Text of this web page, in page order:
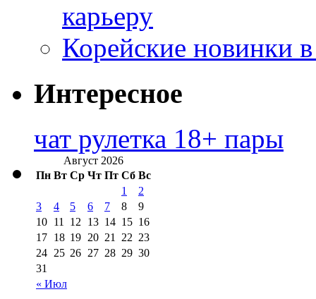
карьеру
Корейские новинки
Интересное
чат рулетка 18+ пары
Август 2026
Пн Вт Ср Чт Пт Сб Вс
« Июл
1
2
3
4 5 6 7 8
9
10 11 12 13 14 15 16
17 18 19 20 21 22 23
24 25 26 27 28 29 30
31